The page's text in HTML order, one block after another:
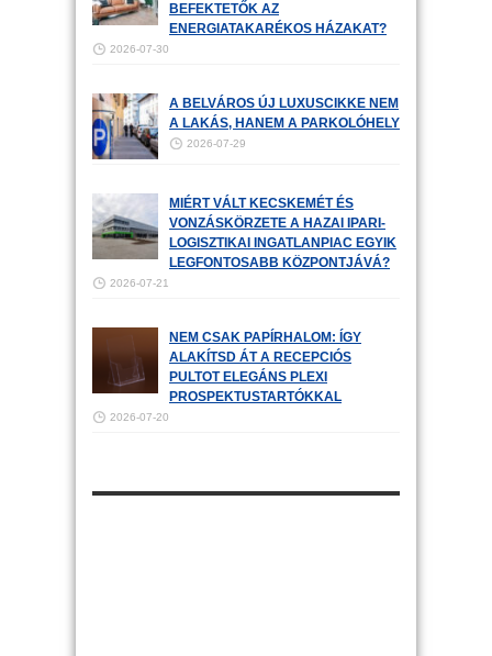
BEFEKTETŐK AZ
ENERGIATAKARÉKOS HÁZAKAT?
2026-07-30
A BELVÁROS ÚJ LUXUSCIKKE NEM
A LAKÁS, HANEM A PARKOLÓHELY
2026-07-29
MIÉRT VÁLT KECSKEMÉT ÉS
VONZÁSKÖRZETE A HAZAI IPARI-
LOGISZTIKAI INGATLANPIAC EGYIK
LEGFONTOSABB KÖZPONTJÁVÁ?
2026-07-21
NEM CSAK PAPÍRHALOM: ÍGY
ALAKÍTSD ÁT A RECEPCIÓS
PULTOT ELEGÁNS PLEXI
PROSPEKTUSTARTÓKKAL
2026-07-20